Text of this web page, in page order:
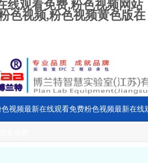
线观看免费,粉色视频网站
色视频,粉色视频黄色版在
色视频最新在线观看免费粉色视频最新在线